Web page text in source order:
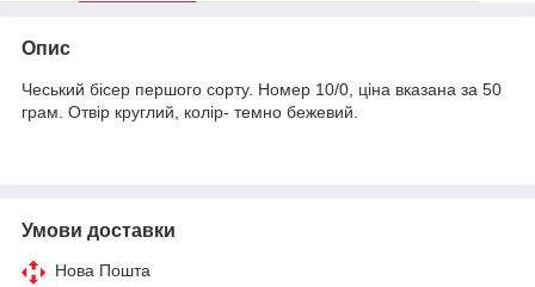
Опис
Чеський бісер першого сорту. Номер 10/0, ціна вказана за 50
грам. Отвір круглий, колір- темно бежевий.
Умови доставки
Нова Пошта